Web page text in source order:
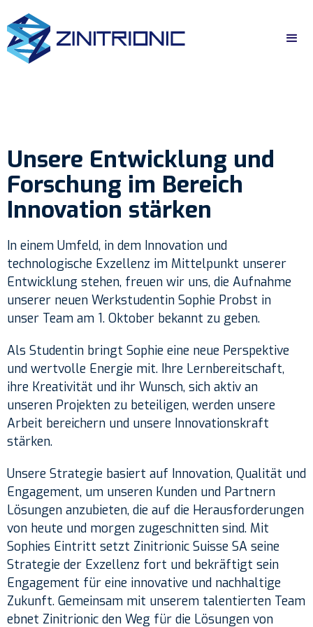
Unsere Entwicklung und
Forschung im Bereich
Innovation stärken
In einem Umfeld, in dem Innovation und
technologische Exzellenz im Mittelpunkt unserer
Entwicklung stehen, freuen wir uns, die Aufnahme
unserer neuen Werkstudentin Sophie Probst in
unser Team am 1. Oktober bekannt zu geben.
Als Studentin bringt Sophie eine neue Perspektive
und wertvolle Energie mit. Ihre Lernbereitschaft,
ihre Kreativität und ihr Wunsch, sich aktiv an
unseren Projekten zu beteiligen, werden unsere
Arbeit bereichern und unsere Innovationskraft
stärken.
Unsere Strategie basiert auf Innovation, Qualität und
Engagement, um unseren Kunden und Partnern
Lösungen anzubieten, die auf die Herausforderungen
von heute und morgen zugeschnitten sind. Mit
Sophies Eintritt setzt Zinitrionic Suisse SA seine
Strategie der Exzellenz fort und bekräftigt sein
Engagement für eine innovative und nachhaltige
Zukunft. Gemeinsam mit unserem talentierten Team
ebnet Zinitrionic den Weg für die Lösungen von